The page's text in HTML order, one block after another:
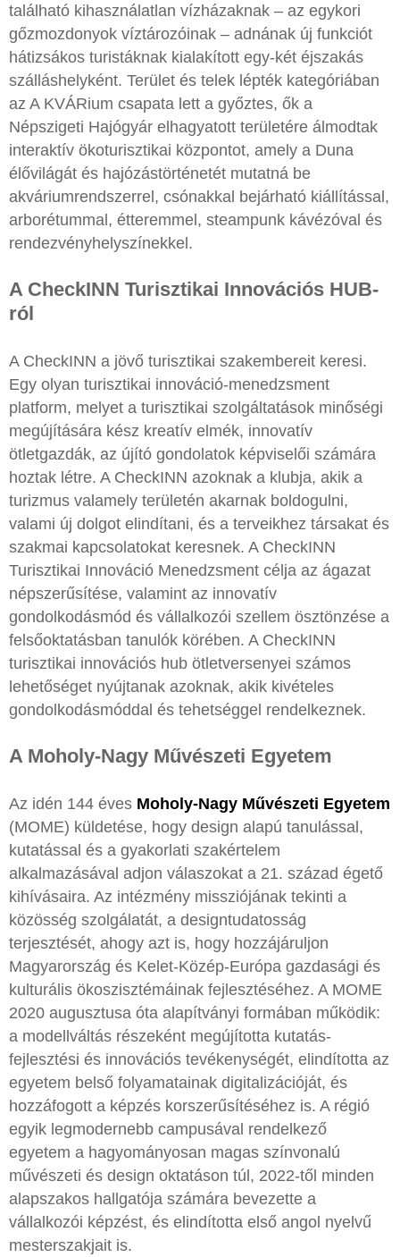
található kihasználatlan vízházaknak – az egykori
gőzmozdonyok víztározóinak – adnának új funkciót
hátizsákos turistáknak kialakított egy-két éjszakás
szálláshelyként. Terület és telek lépték kategóriában
az A KVÁRium csapata lett a győztes, ők a
Népszigeti Hajógyár elhagyatott területére álmodtak
interaktív ökoturisztikai központot, amely a Duna
élővilágát és hajózástörténetét mutatná be
akváriumrendszerrel, csónakkal bejárható kiállítással,
arborétummal, étteremmel, steampunk kávézóval és
rendezvényhelyszínekkel.
A CheckINN Turisztikai Innovációs HUB-
ról
A CheckINN a jövő turisztikai szakembereit keresi.
Egy olyan turisztikai innováció-menedzsment
platform, melyet a turisztikai szolgáltatások minőségi
megújítására kész kreatív elmék, innovatív
ötletgazdák, az újító gondolatok képviselői számára
hoztak létre. A CheckINN azoknak a klubja, akik a
turizmus valamely területén akarnak boldogulni,
valami új dolgot elindítani, és a terveikhez társakat és
szakmai kapcsolatokat keresnek. A CheckINN
Turisztikai Innováció Menedzsment célja az ágazat
népszerűsítése, valamint az innovatív
gondolkodásmód és vállalkozói szellem ösztönzése a
felsőoktatásban tanulók körében. A CheckINN
turisztikai innovációs hub ötletversenyei számos
lehetőséget nyújtanak azoknak, akik kivételes
gondolkodásmóddal és tehetséggel rendelkeznek.
A Moholy-Nagy Művészeti Egyetem
Az idén 144 éves Moholy-Nagy Művészeti Egyetem
(MOME) küldetése, hogy design alapú tanulással,
kutatással és a gyakorlati szakértelem
alkalmazásával adjon válaszokat a 21. század égető
kihívásaira. Az intézmény missziójának tekinti a
közösség szolgálatát, a designtudatosság
terjesztését, ahogy azt is, hogy hozzájáruljon
Magyarország és Kelet-Közép-Európa gazdasági és
kulturális ökoszisztémáinak fejlesztéséhez. A MOME
2020 augusztusa óta alapítványi formában működik:
a modellváltás részeként megújította kutatás-
fejlesztési és innovációs tevékenységét, elindította az
egyetem belső folyamatainak digitalizációját, és
hozzáfogott a képzés korszerűsítéséhez is. A régió
egyik legmodernebb campusával rendelkező
egyetem a hagyományosan magas színvonalú
művészeti és design oktatáson túl, 2022-től minden
alapszakos hallgatója számára bevezette a
vállalkozói képzést, és elindította első angol nyelvű
mesterszakjait is.